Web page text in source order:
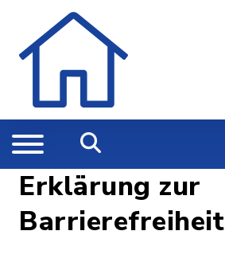
Erklärung zur
Barrierefreiheit